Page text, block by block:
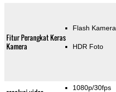
Fitur Perangkat Keras
Kamera
Flash Kamera
HDR Foto
1080p/30fps